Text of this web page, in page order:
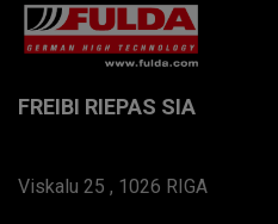
FREIBI RIEPAS SIA
Viskalu 25 , 1026 RIGA